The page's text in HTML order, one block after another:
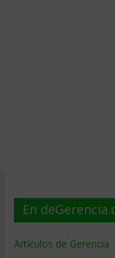
En
Artículos de Gerencia